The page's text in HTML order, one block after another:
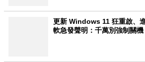
更新 Windows 11 狂重啟、
軟急發聲明：千萬別強制關